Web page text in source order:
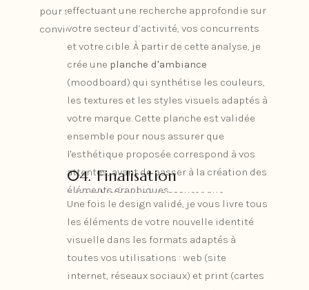
pour s’assurer que le résultat final vous
convienne parfaitement.
effectuant une recherche approfondie sur
votre secteur d’activité, vos concurrents
et votre cible. À partir de cette analyse, je
crée une planche d'ambiance
(moodboard) qui synthétise les couleurs,
les textures et les styles visuels adaptés à
votre marque. Cette planche est validée
ensemble pour nous assurer que
l'esthétique proposée correspond à vos
attentes, avant de passer à la création des
éléments graphiques.
02. Recherches
Je m'immerge dans votre univers en
effectuant une recherche approfondie sur
votre secteur d’activité, vos concurrents
et votre cible. À partir de cette analyse, je
crée uneplanche d'ambiance
(moodboard) qui synthétise les couleurs,
les textures et les styles visuels adaptés à
votre marque. Cette planche est validée
ensemble pour nous assurer que
l'esthétique proposée correspond à vos
attentes, avant de passer à la création des
éléments graphiques.
04. Finalisation
Une fois le design validé, je vous livre tous
les éléments de votre nouvelle identité
visuelle dans les formats adaptés à
toutes vos utilisations : web (site
internet, réseaux sociaux) et print (cartes
04. Finalisation
Une fois le design validé, je vous livre tous
les éléments de votre nouvelle identité
visuelle dans les formats adaptés à